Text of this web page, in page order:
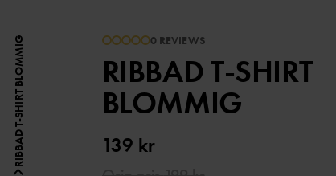
RIBBAD T-SHIRT BLOMMIG 0 REVIEWS
RIBBAD T-SHIRT
BLOMMIG
139 kr